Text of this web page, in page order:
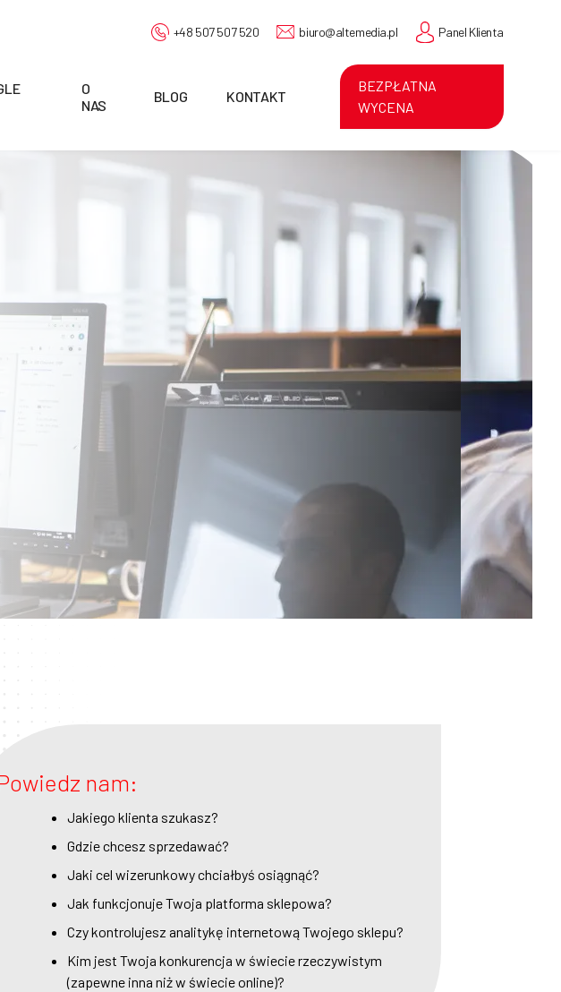
+48 507 507 520 biuro@altemedia.pl Panel Klienta
O
NAS
BLOG KONTAKT
BEZPŁATNA
WYCENA
nam:
Jakiego klienta szukasz?
Gdzie chcesz sprzedawać?
Jaki cel wizerunkowy chciałbyś osiągnąć?
Jak funkcjonuje Twoja platforma sklepowa?
Czy kontrolujesz analitykę internetową Twojego sklepu?
Kim jest Twoja konkurencja w świecie rzeczywistym
(zapewne inna niż w świecie online)?